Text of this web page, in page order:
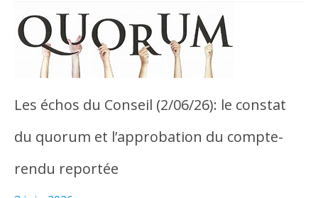
Les échos du Conseil (2/06/26): le constat
du quorum et l’approbation du compte-
rendu reportée